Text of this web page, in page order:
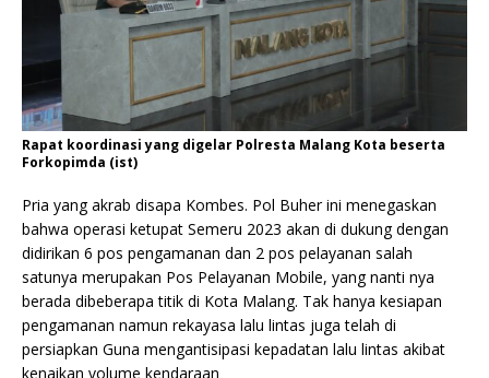
Rapat koordinasi yang digelar Polresta Malang Kota beserta
Forkopimda (ist)
Pria yang akrab disapa Kombes. Pol Buher ini menegaskan
bahwa operasi ketupat Semeru 2023 akan di dukung dengan
didirikan 6 pos pengamanan dan 2 pos pelayanan salah
satunya merupakan Pos Pelayanan Mobile, yang nanti nya
berada dibeberapa titik di Kota Malang. Tak hanya kesiapan
pengamanan namun rekayasa lalu lintas juga telah di
persiapkan Guna mengantisipasi kepadatan lalu lintas akibat
kenaikan volume kendaraan